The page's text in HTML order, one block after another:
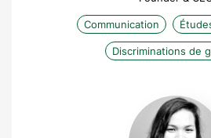
Communication
Discriminations de